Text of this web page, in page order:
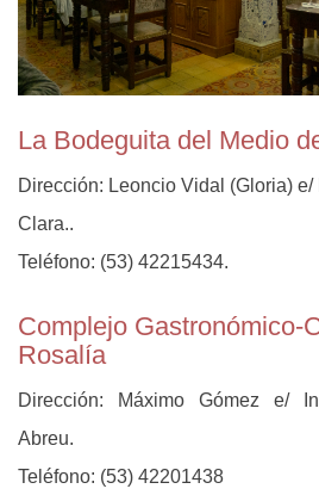
La Bodeguita del Medio
Dirección: Leoncio Vidal (Gloria)
Clara..
Teléfono: (53) 42215434.
Complejo Gastronómico-
Rosalía
Dirección: Máximo Gómez e/
Abreu.
Teléfono: (53) 42201438